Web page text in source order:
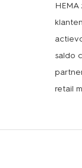
HEMA
saldo
retail